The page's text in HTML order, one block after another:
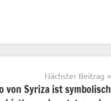
Nächster Beitrag
von Syriza ist symbolisch